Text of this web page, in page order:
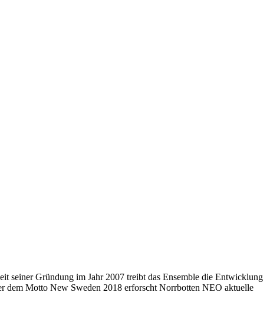
seiner Gründung im Jahr 2007 treibt das Ensemble die Entwicklung
dem Motto New Sweden 2018 erforscht Norrbotten NEO aktuelle